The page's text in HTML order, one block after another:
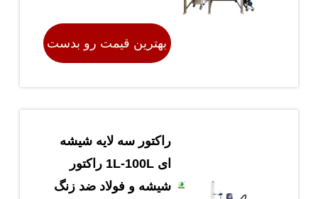
بهترین قیمت رو بدست
راکتور سه لایه شیشه
ای 1L-100L راکتور
شیشه و فولاد ضد زنگ